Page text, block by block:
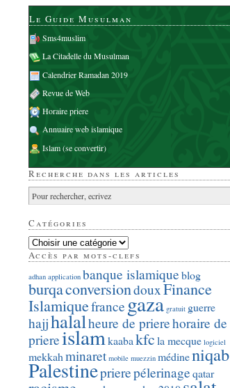
Le Guide Musulman
Sms4muslim
La Citadelle du Musulman
Calendrier Ramadan 2019
Revue de Web
Horaire priere
Annuaire web islamique
Islam(se convertir)
Recherche dans les articles
Catégories
Accès par mots-clefs
adhan application banque islamiqueblog
burqaconversiondouxFinance
Islamiquefrance gaza gratuit guerre
hajjhalal heure de prierehoraire de
priereislamkaabakfcla mecque logiciel
mekkahminaret mobile muezzin médineniqab
Palestineprierepélerinageqatar